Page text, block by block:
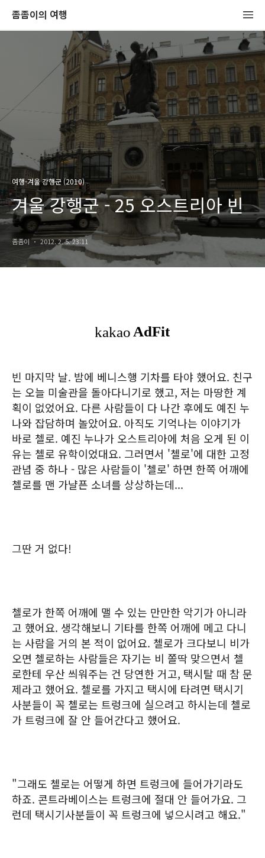
좀좀이의 여행
여행-겨울 강행군 (2010)
겨울 강행군 - 25 오스트리아 빈
좀좀이 2012. 2. 5. 23:11
빈 마지막 날. 밤에 베니스행 기차를 타야 했어요. 친구
는 오늘 미술관을 돌아다니기로 했고, 저는 마땅한 계
획이 없었어요. 다른 사람들이 다 나간 후에도 예진 누
나와 잡담하며 놀았어요. 아직도 기억나는 이야기가
바로 첼로. 예진 누나가 오스트리아에 처음 오게 된 이
유는 첼로 유학이었대요. 그러면서 '첼로'에 대한 고정
관념 중 하나 - 많은 사람들이 '첼로' 하면 한쪽 어깨에
첼로를 맨 가냘픈 소녀를 상상하는데...
그딴 거 없다!
첼로가 한쪽 어깨에 맬 수 있는 만만한 악기가 아니라
고 했어요. 생각해보니 기타를 한쪽 어깨에 메고 다니
는 사람을 거의 본 적이 없어요. 첼로가 크다보니 비가
오면 첼로하는 사람들은 자기는 비 쫄딱 맞으면서 첼
로한테 우산 씌워주는 건 당연한 거고, 택시탈 때 참 문
제라고 했어요. 첼로를 가지고 택시에 타려면 택시기
사분들이 꼭 첼로는 트렁크에 실으려고 하시는데 첼로
가 트렁크에 잘 안 들어간다고 했어요.
"그래도 첼로는 어떻게 하면 트렁크에 들어가기라도
하죠. 콘트라베이스는 트렁크에 절대 안 들어가요. 그
런데 택시기사분들이 꼭 트렁크에 넣으시려고 해요."